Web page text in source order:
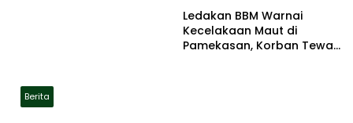
Berita
Ledakan BBM Warnai
Kecelakaan Maut di
Pamekasan, Korban Tewas